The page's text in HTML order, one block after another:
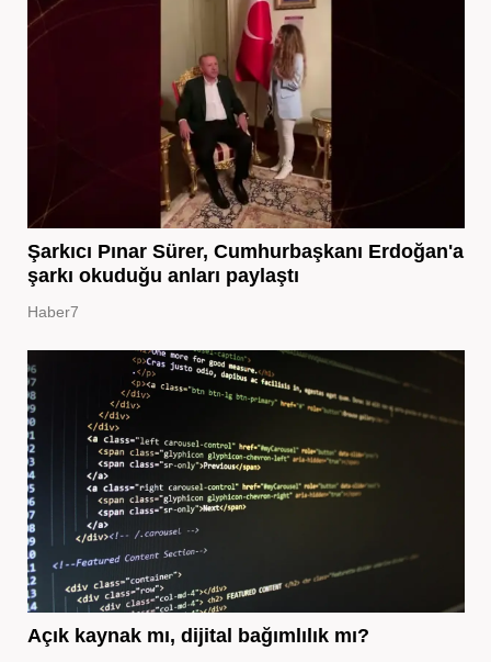
Şarkıcı Pınar Sürer, Cumhurbaşkanı Erdoğan'a
şarkı okuduğu anları paylaştı
Haber7
Açık kaynak mı, dijital bağımlılık mı?